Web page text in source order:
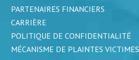
PARTENAIRES FINANCIERS
CARRIÈRE
POLITIQUE DE CONFIDENTIALITÉ
MÉCANISME DE PLAINTES VICTIMES